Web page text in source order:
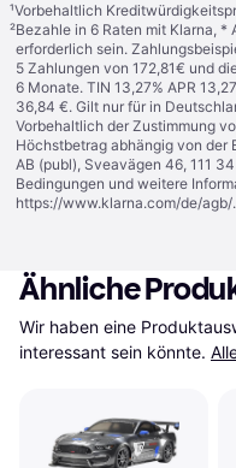
¹Vorbehaltlich
²Bezahle in 6 Raten mit Klarna, *
erforderlich sein.
5 Zahlungen von 172,81€ und
6 Monate. TIN 13,27% APR
36,84 €. Gilt nur für in
Vorbehaltlich der Zustimmung
Höchstbetrag abhängig von der
AB (publ), Sveavägen 46, 111
Bedingungen und weitere
https://www.klarna.com/de/agb/.
Ähnliche
Wir haben eine
interessant sein könnte.